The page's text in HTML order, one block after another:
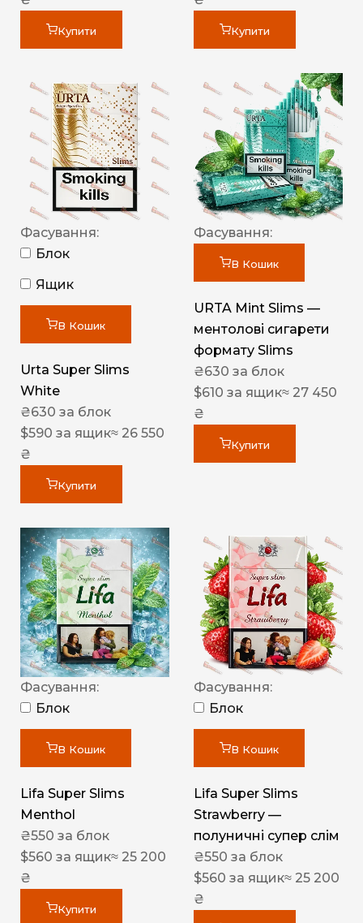
Купити Купити
Фасування:
Блок
Ящик
В Кошик
Urta Super Slims
White
₴630 за блок
$590 за ящик≈ 26 550
₴
Купити
Фасування:
В Кошик
URTA Mint Slims —
ментолові сигарети
формату Slims
₴630 за блок
$610 за ящик≈ 27 450
₴
Купити
Фасування:
Блок
В Кошик
Lifa Super Slims
Menthol
₴550 за блок
$560 за ящик≈ 25 200
₴
Купити
Фасування:
Блок
В Кошик
Lifa Super Slims
Strawberry —
полуничні супер слім
₴550 за блок
$560 за ящик≈ 25 200
₴